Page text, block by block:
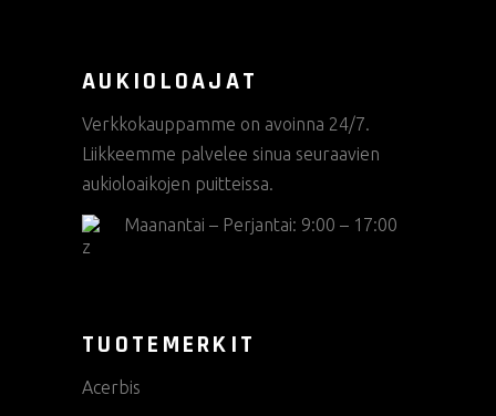
AUKIOLOAJAT
Verkkokauppamme on avoinna 24/7.
Liikkeemme palvelee sinua seuraavien
aukioloaikojen puitteissa.
Maanantai – Perjantai: 9:00 – 17:00
TUOTEMERKIT
Acerbis